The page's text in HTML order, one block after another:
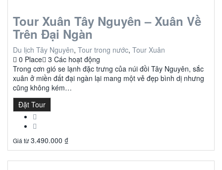
Tour Xuân Tây Nguyên – Xuân Về
Trên Đại Ngàn
Du lịch Tây Nguyên, Tour trong nước, Tour Xuân
0 Place 3 Các hoạt động
Trong cơn gió se lạnh đặc trưng của núi đồi Tây Nguyên, sắc
xuân ở miền đất đại ngàn lại mang một vẻ đẹp bình dị nhưng
cũng không kém…
Đặt Tour
Giá từ 3.490.000 ₫